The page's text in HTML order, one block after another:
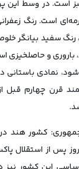
است. در وسط این
است. رنگ
رنگ سفید بیانگر
باروری و
نمادی
قرن چهارم قبل
پس از استقلال